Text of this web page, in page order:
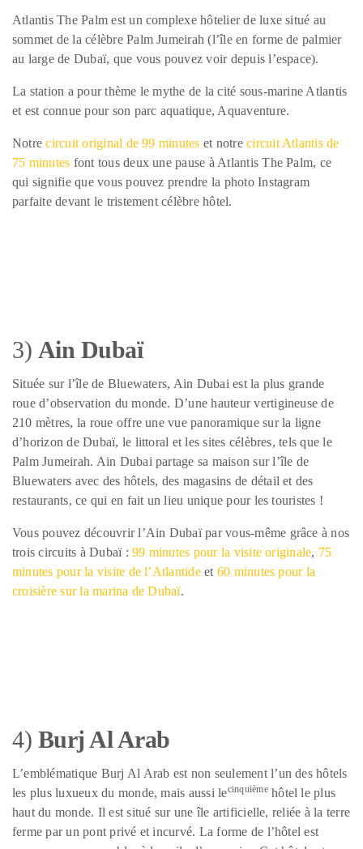
Atlantis The Palm est un complexe hôtelier de luxe situé au
sommet de la célèbre Palm Jumeirah (l’île en forme de palmier
au large de Dubaï, que vous pouvez voir depuis l’espace).
La station a pour thème le mythe de la cité sous-marine Atlantis
et est connue pour son parc aquatique, Aquaventure.
Notrecircuit original de 99 minutes et notrecircuit Atlantis de
75 minutes font tous deux une pause à Atlantis The Palm, ce
qui signifie que vous pouvez prendre la photo Instagram
parfaite devant le tristement célèbre hôtel.
3) Ain Dubaï
Située sur l’île de Bluewaters, Ain Dubai est la plus grande
roue d’observation du monde. D’une hauteur vertigineuse de
210 mètres, la roue offre une vue panoramique sur la ligne
d’horizon de Dubaï, le littoral et les sites célèbres, tels que le
Palm Jumeirah. Ain Dubai partage sa maison sur l’île de
Bluewaters avec des hôtels, des magasins de détail et des
restaurants, ce qui en fait un lieu unique pour les touristes !
Vous pouvez découvrir l’Ain Dubaï par vous-même grâce à nos
trois circuits à Dubaï : 99 minutes pour la visite originale, 75
minutes pour la visite de l’Atlantideet 60 minutes pour la
croisière sur la marina de Dubaï.
4) Burj Al Arab
L’emblématique Burj Al Arab est non seulement l’un des hôtels
les plus luxueux du monde, mais aussi lecinquièmehôtel le plus
haut du monde. Il est situé sur une île artificielle, reliée à la terre
ferme par un pont privé et incurvé. La forme de l’hôtel est